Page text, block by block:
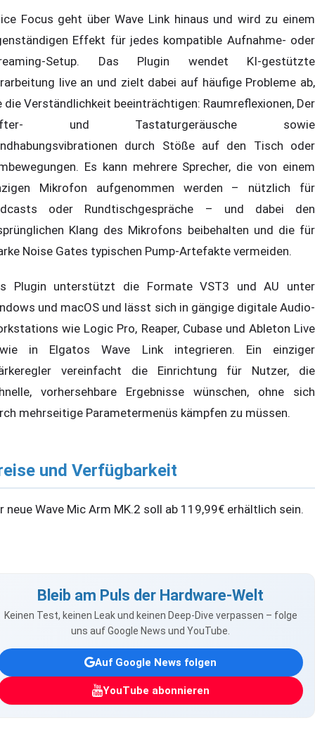
Focus geht über Wave Link hinaus und wird zu einem
Effekt für jedes kompatible Aufnahme- oder
Setup. Das Plugin wendet KI-gestützte
live an und zielt dabei auf häufige Probleme ab,
die Verständlichkeit beeinträchtigen: Raumreflexionen, Der
und Tastaturgeräusche sowie
durch Stöße auf den Tisch oder
Es kann mehrere Sprecher, die von einem
Mikrofon aufgenommen werden – nützlich für
oder Rundtischgespräche – und dabei den
Klang des Mikrofons beibehalten und die für
Noise Gates typischen Pump-Artefakte vermeiden.
Plugin unterstützt die Formate VST3 und AU unter
und macOS und lässt sich in gängige digitale Audio-
wie Logic Pro, Reaper, Cubase und Ableton Live
in Elgatos Wave Link integrieren. Ein einziger
vereinfacht die Einrichtung für Nutzer, die
vorhersehbare Ergebnisse wünschen, ohne sich
mehrseitige Parametermenüs kämpfen zu müssen.
und Verfügbarkeit
neue Wave Mic Arm MK.2 soll ab 119,99€ erhältlich sein.
Bleib am Puls der Hardware-Welt
Keinen Test, keinen Leak und keinen Deep-Dive verpassen – folge
uns auf Google News und YouTube.
Auf Google News folgen
YouTube abonnieren